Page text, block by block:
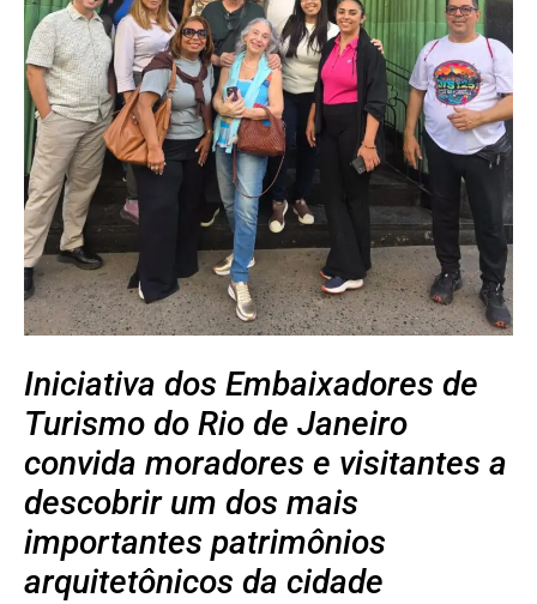
Iniciativa dos Embaixadores de
Turismo do Rio de Janeiro
convida moradores e visitantes a
descobrir um dos mais
importantes patrimônios
arquitetônicos da cidade